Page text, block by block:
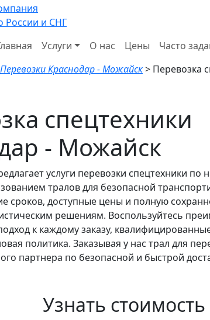
России и СНГ
Услуги О нас Цены Часто
Перевозки Краснодар - Можайск> Перевозка
спецтехники
- Можайск
услуги перевозки спецтехники по
тралов для безопасной
сроков, доступные цены и полную
решениям. Воспользуйтесь
к каждому заказу,
политика. Заказывая у нас трал для
партнера по безопасной и быстрой
Узнать